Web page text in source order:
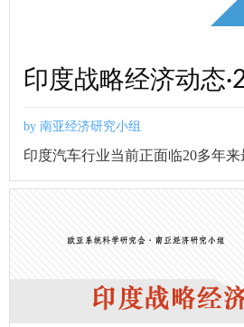
印度战略经济动态
by 南亚经济研究小组
印度汽车行业当前正面临20多年来